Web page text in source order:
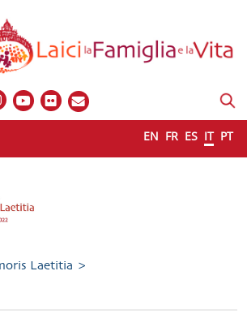
EN FR ES IT PT
Laetitia >